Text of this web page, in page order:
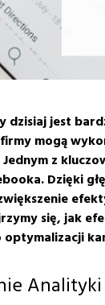
dzisiaj jest
mogą
z
Dzięki
się, jak
optymalizacji
Analityki